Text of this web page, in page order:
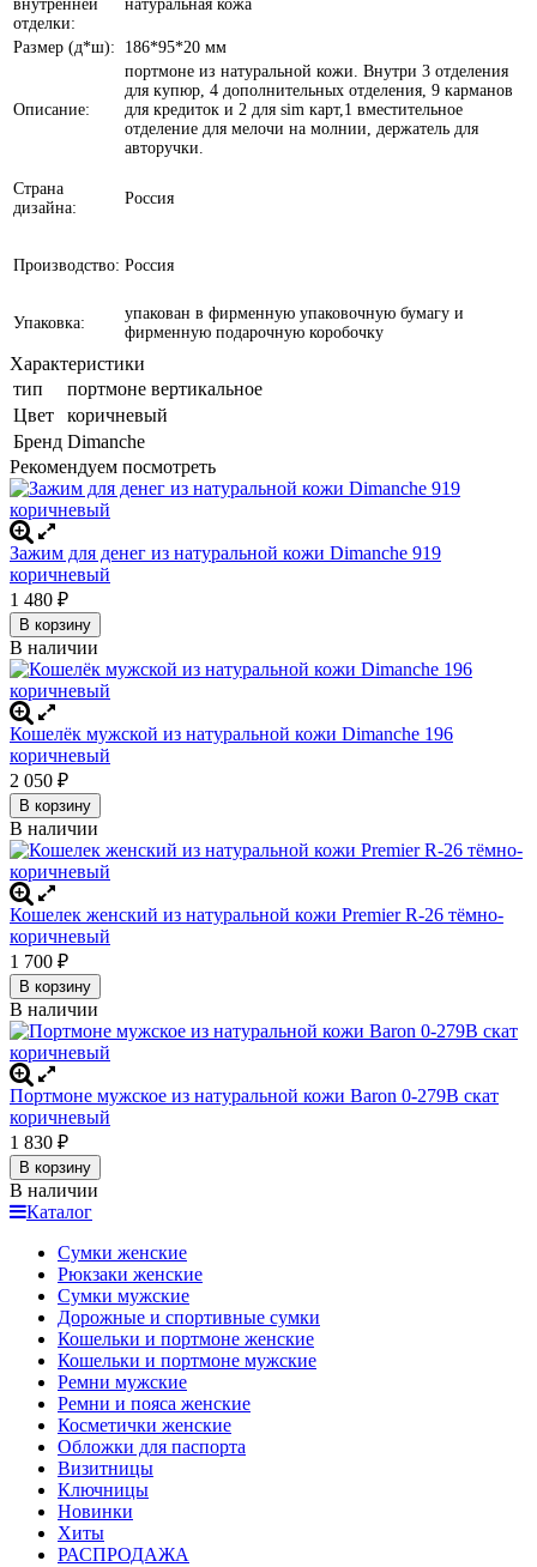
внутренней
отделки:
натуральная кожа
Размер (д*ш): 186*95*20 мм
Описание:
портмоне из натуральной кожи. Внутри 3 отделения
для купюр, 4 дополнительных отделения, 9 карманов
для кредиток и 2 для sim карт,1 вместительное
отделение для мелочи на молнии, держатель для
авторучки.
Страна
дизайна:
Россия
Производство: Россия
Упаковка:
упакован в фирменную упаковочную бумагу и
фирменную подарочную коробочку
Характеристики
тип
портмоне вертикальное
Цвет
коричневый
Бренд Dimanche
Рекомендуем посмотреть
Зажим для денег из натуральной кожи Dimanche 919
коричневый
1 480 ₽
В корзину
В наличии
Кошелёк мужской из натуральной кожи Dimanche 196
коричневый
2 050 ₽
В корзину
В наличии
Кошелек женский из натуральной кожи Premier R-26 тёмно-
коричневый
1 700 ₽
В корзину
В наличии
Портмоне мужское из натуральной кожи Baron 0-279В скат
коричневый
1 830 ₽
В корзину
В наличии
Каталог
Сумки женские
Рюкзаки женские
Сумки мужские
Дорожные и спортивные сумки
Кошельки и портмоне женские
Кошельки и портмоне мужские
Ремни мужские
Ремни и пояса женские
Косметички женские
Обложки для паспорта
Визитницы
Ключницы
Новинки
Хиты
РАСПРОДАЖА